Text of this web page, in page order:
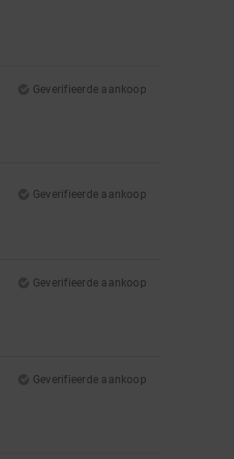
Geverifieerde aankoop
Geverifieerde aankoop
Geverifieerde aankoop
Geverifieerde aankoop